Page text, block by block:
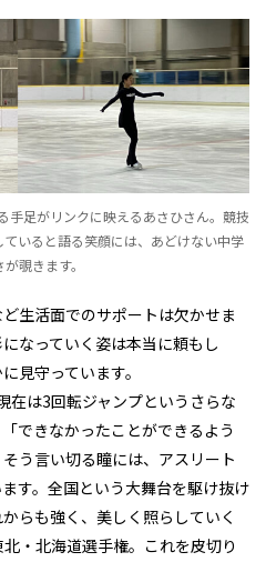
手足がリンクに映えるあさひさん。競技
いると語る笑顔には、あどけない中学
覗きます。
生活面でのサポートは欠かせま
なっていく姿は本当に頼もし
見守っています。
在は3回転ジャンプというさらな
できなかったことができるよう
う言い切る瞳には、アスリート
す。全国という大舞台を駆け抜け
らも強く、美しく照らしていく
・北海道選手権。これを皮切り